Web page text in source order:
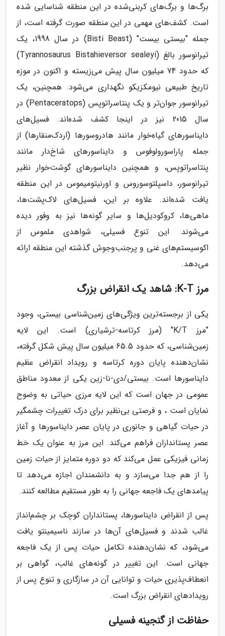
برگ‌ها و برگ‌های کربنی‌شده در این منطقه شناسایی شده
است. کشف‌های مهمی در این منطقه صورت گرفته است، از
جمله "بیستی بیست" (Bisti Beast) در سال 1998، یک
تیرانوسور بالغ (Tyrannosaurus Bistahieversor sealeyi)
که حدود 74 میلیون سال پیش می‌زیسته و اکنون در موزه
تاریخ طبیعی نیومکزیکو نگهداری می‌شود. همچنین، یک
تیرانوسور جوان‌تر و یک پنتاسراتوپس (Pentaceratops) در
سال 2015 نیز در اینجا کشف شده‌اند. فسیل‌های
دایناسورهای گیاه‌خوار مانند هادروسورها (اردک‌منقارها) از
جمله پاراسورولوفوس و دایناسورهای شاخ‌دار مانند
پنتاسراتوپس، و همچنین دایناسورهای گوشت‌خوار نظیر
تیرانوسور، داسپلتوسوروس و اورنیتومیموس در این منطقه
یافت شده‌اند. علاوه بر این، فسیل‌های لاک‌پشت‌ها،
ماهی‌ها، کروکودیل‌ها و سایر گونه‌ها نیز به وفور دیده
می‌شوند. این تنوع فسیلی، شواهدی ملموس از
اکوسیستم‌های غنی و پرجنب‌وجوش گذشته این منطقه ارائه
می‌دهد.
مرز K-T: شاهد یک انقراض بزرگ
یکی از برجسته‌ترین ویژگی‌های زمین‌شناسی بیستی، وجود
"مرز K/T" (مرز کرتاسه-ترشیاری) است. این لایه
زمین‌شناسی، که حدود 65.5 میلیون سال پیش شکل گرفته،
نشان‌دهنده پایان دوره کرتاسه و رویداد انقراض عظیم
دایناسورها است. بیستی/دی-نا-زین یکی از معدود مناطق
عمومی در جهان است که این لایه مرزی حیاتی به وضوح
نمایان است ، و فرصتی بی‌نظیر برای درک تغییرات چشمگیر
در حیات گیاهی و جانوری در پایان عصر دایناسورها و آغاز
عصر پستانداران فراهم می‌کند. این مرز به عنوان یک خط
زمانی فیزیکی عمل می‌کند که دو دوره متمایز از حیات زمین
را از هم جدا می‌سازد و به دانشمندان اجازه می‌دهد تا
پیامدهای یک فاجعه جهانی را به طور مستقیم مطالعه کنند.
پس از انقراض دایناسورها، پستانداران کوچک بر چشم‌انداز
غالب شدند و فسیل‌های آن‌ها در سازند ناسیمینتو یافت
می‌شود، که نشان‌دهنده تکامل حیات پس از یک فاجعه
جهانی است. این تغییر در گونه‌های غالب، گواهی بر
انعطاف‌پذیری حیات و توانایی آن در سازگاری و تنوع پس از
رویدادهای انقراض بزرگ است.
حفاظت از گنجینه فسیلی